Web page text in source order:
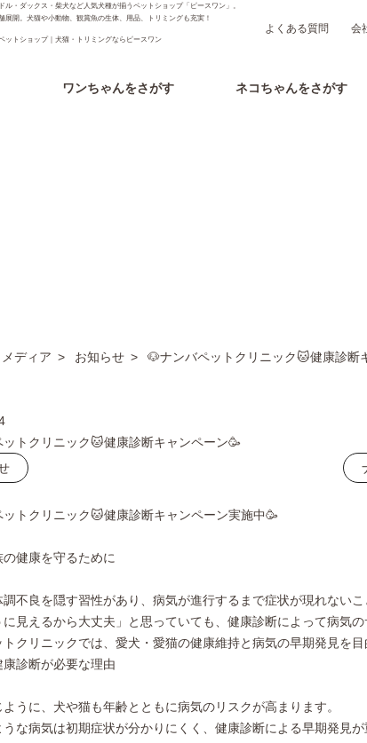
ル・ダックス・柴犬など人気犬種が揃うペットショップ「ピースワン」。
展開。犬猫や小動物、観賞魚の生体、用品、トリミングも充実！
よくある質問 会
ワンちゃんをさがす ネコちゃんをさがす
メディア お知らせ 🐶ナンバペットクリニック🐱健康診断
ットクリニック🐱健康診断キャンペーン🥳
ットクリニック🐱健康診断キャンペーン実施中🥳
の健康を守るために
不良を隠す習性があり、病気が進行するまで症状が現れないこ
に見えるから大丈夫」と思っていても、健康診断によって病気
クリニックでは、愛犬・愛猫の健康維持と病気の早期発見を
診断が必要な理由
ように、犬や猫も年齢とともに病気のリスクが高まります。
な病気は初期症状が分かりにくく、健康診断による早期発見が